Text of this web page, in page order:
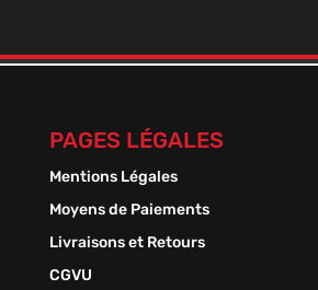
PAGES LÉGALES
Mentions Légales
Moyens de Paiements
Livraisons et Retours
CGVU